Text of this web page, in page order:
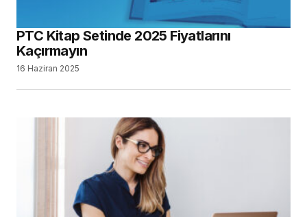
PTC Kitap Setinde 2025 Fiyatlarını
Kaçırmayın
16 Haziran 2025